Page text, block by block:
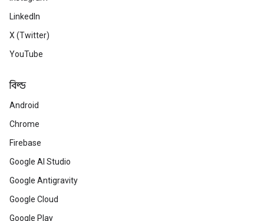
LinkedIn
X (Twitter)
YouTube
বিল্ড
Android
Chrome
Firebase
Google AI Studio
Google Antigravity
Google Cloud
Google Play